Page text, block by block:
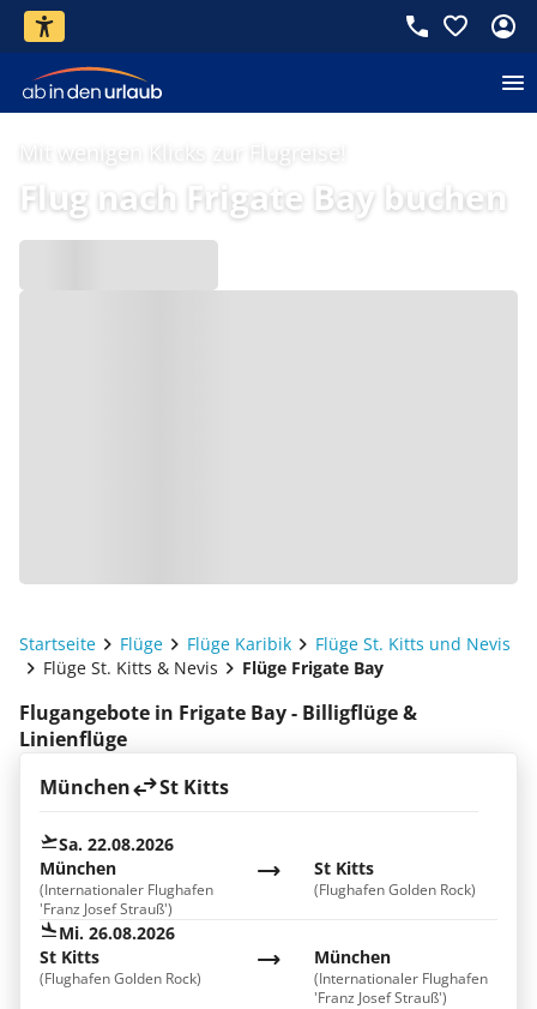
Mit wenigen Klicks zur Flugreise!
Flug nach Frigate Bay buchen
Startseite Flüge Flüge Karibik
Flüge St. Kitts und Nevis
Flüge St. Kitts & Nevis
Flüge Frigate Bay
Flugangebote in Frigate Bay - Billigflüge &
Linienflüge
München
St Kitts
Sa. 22.08.2026
München
(Internationaler Flughafen
'Franz Josef Strauß')
St Kitts
(Flughafen Golden Rock)
Mi. 26.08.2026
München
(Internationaler Flughafen
'Franz Josef Strauß')
St Kitts
(Flughafen Golden Rock)